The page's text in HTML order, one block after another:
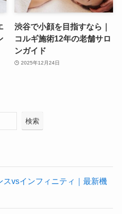
渋谷で小顔を目指すなら｜
コルギ施術12年の老舗サロ
ンガイド
2025年12月24日
検索
スvsインフィニティ｜最新機